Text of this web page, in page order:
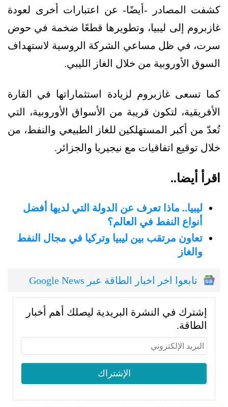
كشفت المصادر -أيضًا- عن اعتبارات أخرى لعودة
غازبروم إلى ليبيا، وتطويرها قطعًا ضخمة في حوض
سرت، في ظل مساعي الشركة الروسية لاستهداف
السوق الأوروبية من خلال الغاز الليبي.
كما تسعى غازبروم لزيادة استثماراتها في القارة
الأفريقية، لتكون قريبة من الأسواق الأوروبية، التي
تُعدّ من أكبر المستهلكين للغاز الطبيعي والنفط، من
خلال توقيع اتفاقيات مع نيجيريا والجزائر.
اقرأ أيضا..
ليبيا.. ماذا تعرف عن الدولة التي لديها أفضل
أنواع النفط في العالم؟
تعاون مرتقب بين ليبيا وتركيا في مجال النفط
والغاز
تابعوا اخر اخبار الطاقة عبر Google News
إشترك في النشرة البريدية ليصلك أهم أخبار
الطاقة.